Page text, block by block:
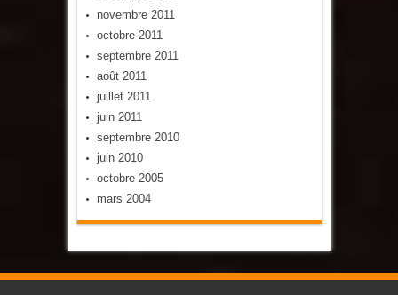
novembre 2011
octobre 2011
septembre 2011
août 2011
juillet 2011
juin 2011
septembre 2010
juin 2010
octobre 2005
mars 2004